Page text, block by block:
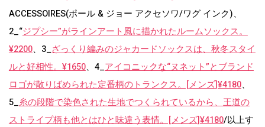
ACCESSOIRES(ポール & ジョー アクセソワ/ワグ インク)、
2_“ジプシー”がラインアート風に描かれたルームソックス。
¥2200、3_ざっくり編みのジャカードソックスは、秋冬スタイ
ルと好相性。¥1650、4_アイコニックな“ヌネット”とブランド
ロゴが散りばめられた定番柄のトランクス。[メンズ]¥4180、
5_糸の段階で染色された生地でつくられているから、王道の
ストライプ柄も他とはひと味違う表情。[メンズ]¥4180/以上す